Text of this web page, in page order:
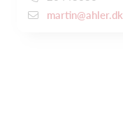
martin@ahler.dk